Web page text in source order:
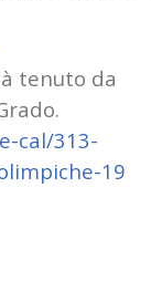
tenuto da
cal/313-
19